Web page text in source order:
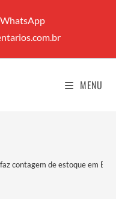
MENU
contagem de estoque em